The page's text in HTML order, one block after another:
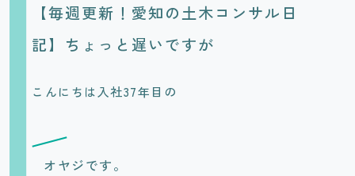
【毎週更新！愛知の土木コンサル日
記】ちょっと遅いですが
こんにちは入社37年目の
オヤジです。